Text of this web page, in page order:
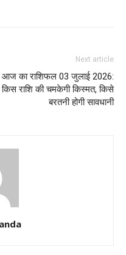
Next article
आज का राशिफल 03 जुलाई 2026:
किस राशि की चमकेगी किस्मत, किसे
बरतनी होगी सावधानी